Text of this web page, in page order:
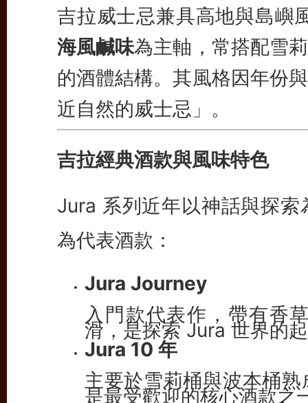
吉拉威士忌兼具高地與島嶼
海風鹹味為主軸，常搭配雪
的酒體結構。其風格因年份
近自然的威士忌」。
吉拉經典酒款與風味特色
Jura 系列近年以神話與探
為代表酒款：
Jura Journey
入門款代表作，帶有香
滑，是探索 Jura 世界的
Jura 10 年
主要於雪莉桶與波本桶
是最受歡迎的核心酒款之